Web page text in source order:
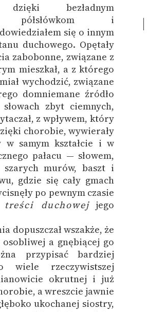
dzięki bezładnym
półsłówkom i
się o innym
duchowego. Opętały
zabobonne, związane z
mieszkał, a z którego
wychodzić, związane
domniemane źródło
zbyt ciemnych,
z wpływem, który
chorobie, wywierały
w samym kształcie i w
pałacu — słowem,
szarych murów, baszt i
gdzie się cały gmach
po pewnym czasie
treści duchowejjego
dopuszczał wszakże, że
osobliwej a gnębiącej go
przypisać bardziej
rzeczywistszej
okrutnej i już
a wreszcie jawnie
ukochanej siostry,